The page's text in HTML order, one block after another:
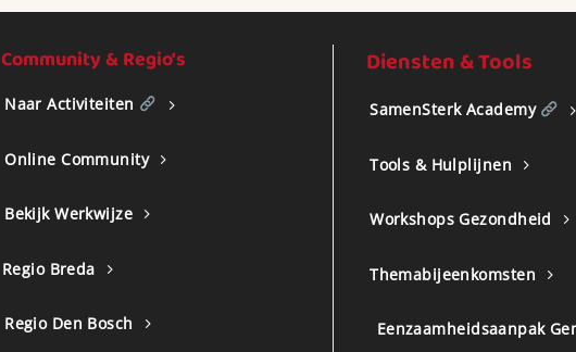
Community & Regio's
Naar Activiteiten
Online Community
Bekijk Werkwijze
Regio Breda
Regio Den Bosch
Diensten & Tools
SamenSterk Academy
Tools & Hulplijnen
Workshops Gezondheid
Themabijeenkomsten
Eenzaamheidsaanpak